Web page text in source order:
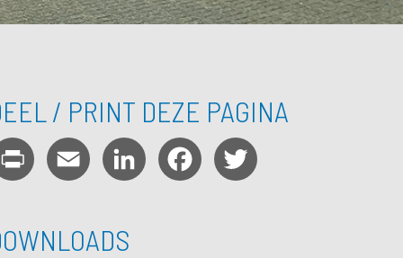
/ PRINT DEZE PAGINA
Print Email LinkedInFacebook